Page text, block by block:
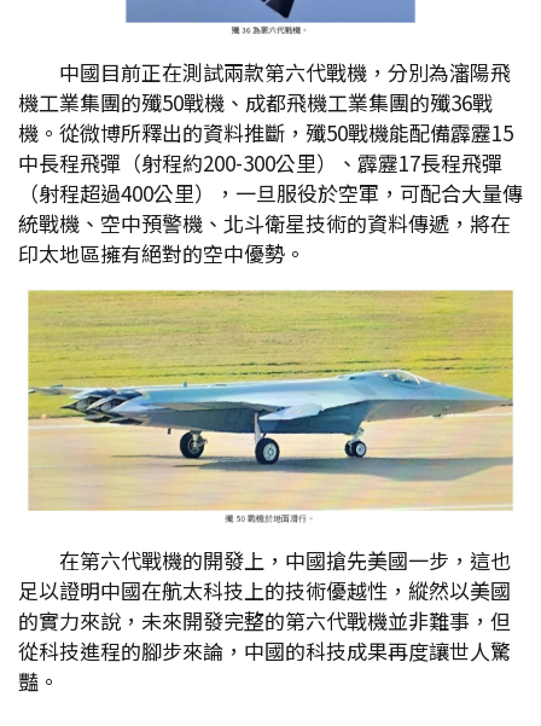
中國目前正在測試兩款第六代戰機，分別為瀋陽飛
機工業集團的殲50戰機、成都飛機工業集團的殲36戰
機。從微博所釋出的資料推斷，殲50戰機能配備霹靂15
中長程飛彈（射程約200-300公里）、霹靂17長程飛彈
（射程超過400公里），一旦服役於空軍，可配合大量傳
統戰機、空中預警機、北斗衛星技術的資料傳遞，將在
印太地區擁有絕對的空中優勢。
在第六代戰機的開發上，中國搶先美國一步，這也
足以證明中國在航太科技上的技術優越性，縱然以美國
的實力來說，未來開發完整的第六代戰機並非難事，但
從科技進程的腳步來論，中國的科技成果再度讓世人驚
豔。